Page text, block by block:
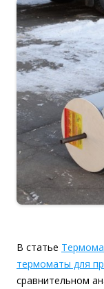
В статье
термоматы для
сравнительном